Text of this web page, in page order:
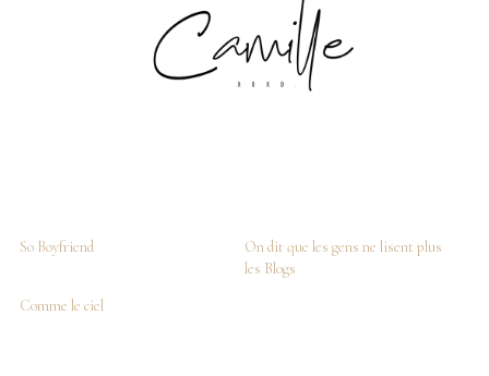
So Boyfriend
On dit que les gens ne lisent plus
les Blogs
Comme le ciel